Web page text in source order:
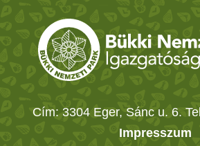
Cím: 3304 Eger, Sánc u. 6.
Impresszum